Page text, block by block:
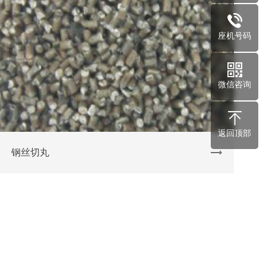
钢丝切丸
座机号码
微信咨询
返回顶部